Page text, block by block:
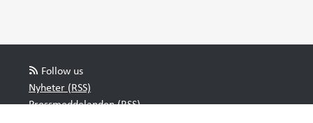
Follow us
Nyheter (RSS)
Pressmeddelanden (RSS)